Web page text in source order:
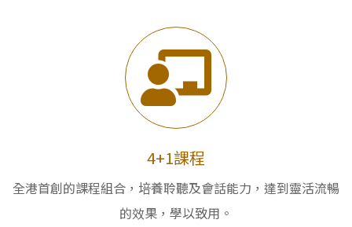
4+1課程
全港首創的課程組合，培養聆聽及會話能力，達到靈活流暢
的效果，學以致用。